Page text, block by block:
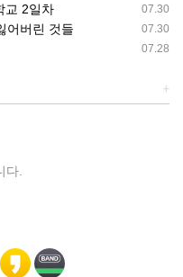
07.30
교 2일차
07.30
어버린 것들
07.28
+
다.